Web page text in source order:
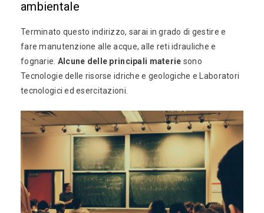
ambientale
Terminato questo indirizzo, sarai in grado di gestire e
fare manutenzione alle acque, alle reti idrauliche e
fognarie. Alcune delle principali materie sono
Tecnologie delle risorse idriche e geologiche e Laboratori
tecnologici ed esercitazioni.